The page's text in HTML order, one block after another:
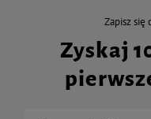
Zapisz się
Zyskaj